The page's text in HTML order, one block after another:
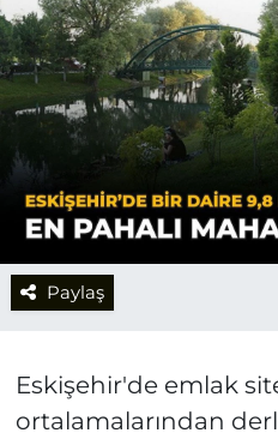
Paylaş
Eskişehir'de emlak
ortalamalarından